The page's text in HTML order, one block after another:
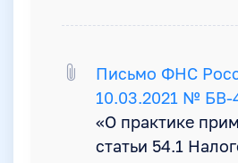
Письмо ФНС
10.03.2021 № БВ-
«О практике
статьи 54.1